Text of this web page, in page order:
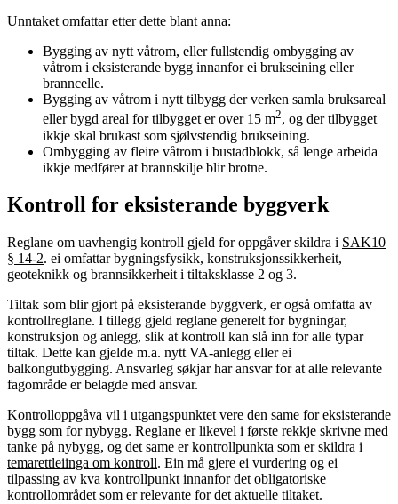
Unntaket omfattar etter dette blant anna:
Bygging av nytt våtrom, eller fullstendig ombygging av
våtrom i eksisterande bygg innanfor ei brukseining eller
branncelle.
Bygging av våtrom i nytt tilbygg der verken samla bruksareal
eller bygd areal for tilbygget er over 15 m2, og der tilbygget
ikkje skal brukast som sjølvstendig brukseining.
Ombygging av fleire våtrom i bustadblokk, så lenge arbeida
ikkje medfører at brannskilje blir brotne.
Kontroll for eksisterande byggverk
Reglane om uavhengig kontroll gjeld for oppgåver skildra i SAK10
§ 14-2. ei omfattar bygningsfysikk, konstruksjonssikkerheit,
geoteknikk og brannsikkerheit i tiltaksklasse 2 og 3.
Tiltak som blir gjort på eksisterande byggverk, er også omfatta av
kontrollreglane. I tillegg gjeld reglane generelt for bygningar,
konstruksjon og anlegg, slik at kontroll kan slå inn for alle typar
tiltak. Dette kan gjelde m.a. nytt VA-anlegg eller ei
balkongutbygging. Ansvarleg søkjar har ansvar for at alle relevante
fagområde er belagde med ansvar.
Kontrolloppgåva vil i utgangspunktet vere den same for eksisterande
bygg som for nybygg. Reglane er likevel i første rekkje skrivne med
tanke på nybygg, og det same er kontrollpunkta som er skildra i
temarettleiinga om kontroll. Ein må gjere ei vurdering og ei
tilpassing av kva kontrollpunkt innanfor det obligatoriske
kontrollområdet som er relevante for det aktuelle tiltaket.